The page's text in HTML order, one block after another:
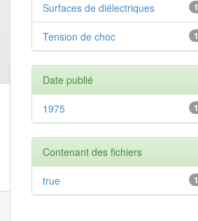
1
Surfaces de diélectriques
1
Tension de choc
Date publié
1
1975
Contenant des fichiers
1
true